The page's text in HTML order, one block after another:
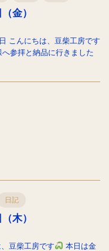
金）
こんにちは、豆柴工房です
参拝と納品に行きました
日記
木）
豆柴工房です
本日は金